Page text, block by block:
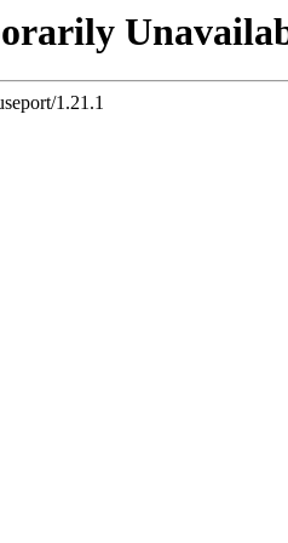
1.21.1